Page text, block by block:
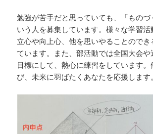
勉強が苦手だと思っていても、「ものづ
いう人を募集しています。様々な学習活
立心や向上心、他を思いやることのでき
ています。また、部活動では全国大会
目標にして、熱心に練習をしています
び、未来に羽ばたくあなたを応援します。